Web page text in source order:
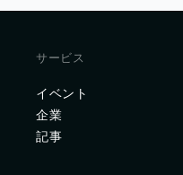
サービス
イベント
企業
記事